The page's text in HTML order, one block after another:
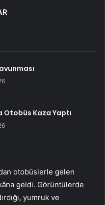
Otobüs Kaza Yaptı
otobüslerle gelen
geldi. Görüntülerde
yumruk ve